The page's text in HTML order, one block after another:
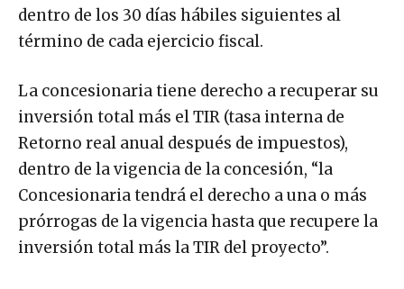
dentro de los 30 días hábiles siguientes al
término de cada ejercicio fiscal.
La concesionaria tiene derecho a recuperar su
inversión total más el TIR (tasa interna de
Retorno real anual después de impuestos),
dentro de la vigencia de la concesión, “la
Concesionaria tendrá el derecho a una o más
prórrogas de la vigencia hasta que recupere la
inversión total más la TIR del proyecto”.